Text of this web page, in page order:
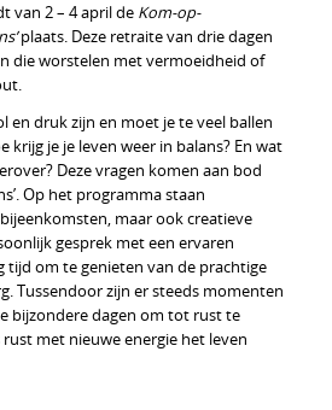
van 2 – 4 april de Kom-op-
plaats. Deze retraite van drie dagen
die worstelen met vermoeidheid of
en druk zijn en moet je te veel ballen
krijg je je leven weer in balans? En wat
Deze vragen komen aan bod
Op het programma staan
maar ook creatieve
gesprek met een ervaren
tijd om te genieten van de prachtige
Tussendoor zijn er steeds momenten
bijzondere dagen om tot rust te
met nieuwe energie het leven